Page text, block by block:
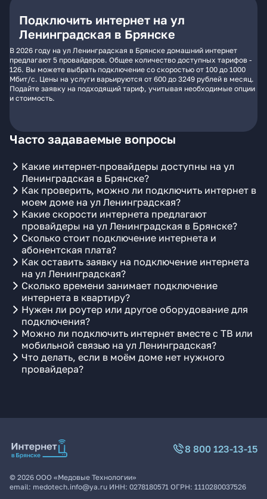
Подключить интернет на ул
Ленинградская в Брянске
В 2026 году на ул Ленинградская в Брянске домашний интернет
предлагают 5 провайдеров. Общее количество доступных тарифов -
126. Вы можете выбрать подключение со скоростью от 100 до 1000
Мбит/с. Цены на услуги варьируются от 600 до 3249 рублей в месяц.
Подайте заявку на подходящий тариф, учитывая необходимые опции
и стоимость.
Часто задаваемые вопросы
Какие интернет-провайдеры доступны на ул
Ленинградская в Брянске?
Как проверить, можно ли подключить интернет в
моем доме на ул Ленинградская?
Какие скорости интернета предлагают
провайдеры на ул Ленинградская в Брянске?
Сколько стоит подключение интернета и
абонентская плата?
Как оставить заявку на подключение интернета
на ул Ленинградская?
Сколько времени занимает подключение
интернета в квартиру?
Нужен ли роутер или другое оборудование для
подключения?
Можно ли подключить интернет вместе с ТВ или
мобильной связью на ул Ленинградская?
Что делать, если в моём доме нет нужного
провайдера?
8 800 123-13-15
© 2026 ООО «Медовые Технологии»
email: medotech.info@ya.ru ИНН: 0278180571 ОГРН: 1110280037526